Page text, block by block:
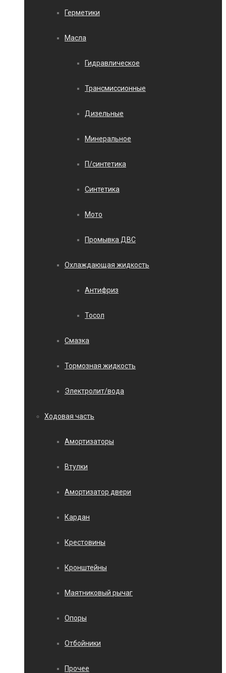
Герметики
Масла
Гидравлическое
Трансмиссионные
Дизельные
Минеральное
П/синтетика
Синтетика
Мото
Промывка ДВС
Охлаждающая жидкость
Антифриз
Тосол
Смазка
Тормозная жидкость
Электролит/вода
Ходовая часть
Амортизаторы
Втулки
Амортизатор двери
Кардан
Крестовины
Кронштейны
Маятниковый рычаг
Опоры
Отбойники
Прочее